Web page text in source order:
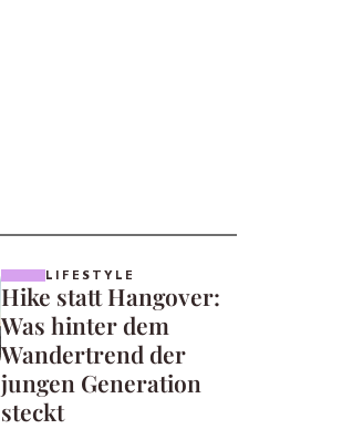
LIFESTYLE
Hike statt Hangover:
Was hinter dem
Wandertrend der
jungen Generation
steckt